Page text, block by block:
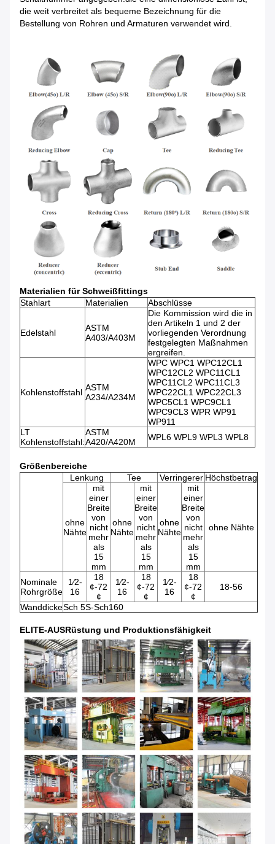
die weit verbreitet als bequeme Bezeichnung für die
Bestellung von Rohren und Armaturen verwendet wird.
Materialien für Schweißfittings
Stahlart
Materialien Abschlüsse
Edelstahl
ASTM
A403/A403M
Die Kommission wird die in
den Artikeln 1 und 2 der
vorliegenden Verordnung
festgelegten Maßnahmen
ergreifen.
Kohlenstoffstahl ASTM
A234/A234M
WPC WPC1 WPC12CL1
WPC12CL2 WPC11CL1
WPC11CL2 WPC11CL3
WPC22CL1 WPC22CL3
WPC5CL1 WPC9CL1
WPC9CL3 WPR WP91
WP911
LT
Kohlenstoffstahl:
ASTM
A420/A420M
WPL6 WPL9 WPL3 WPL8
Größenbereiche
Lenkung
Tee Verringerer Höchstbetrag
ohne
Nähte
mit
einer
Breite
von
nicht
mehr
als
15
mm
ohne
Nähte
mit
einer
Breite
von
nicht
mehr
als
15
mm
ohne
Nähte
mit
einer
Breite
von
nicht
mehr
als
15
mm
ohne Nähte
Nominale
Rohrgröße
1⁄2-
16
18
¢-72
¢
1⁄2-
16
18
¢-72
¢
1⁄2-
16
18
¢-72
¢
18-56
WanddickeSch 5S-Sch160
ELITE-AUSRüstung und Produktionsfähigkeit